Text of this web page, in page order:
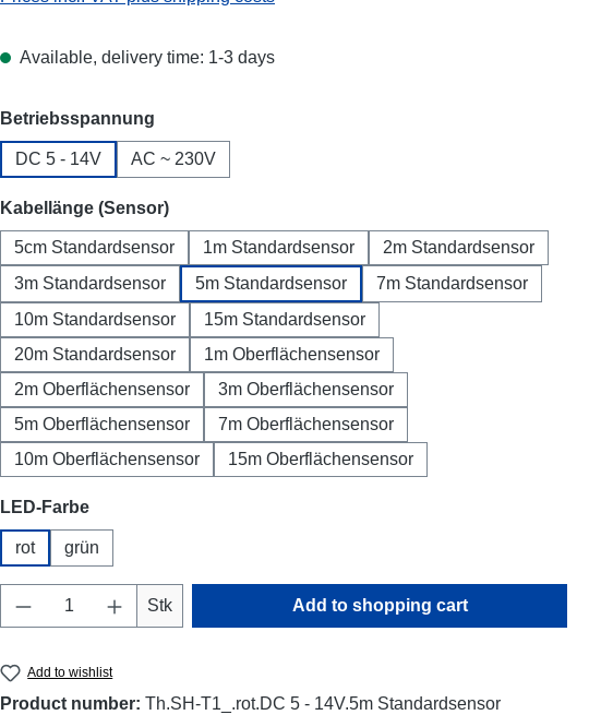
Available, delivery time: 1-3 days
Select
Betriebsspannung
DC 5 - 14V AC ~ 230V
Select
Kabellänge (Sensor)
5cm Standardsensor 1m Standardsensor
2m Standardsensor
3m Standardsensor
5m Standardsensor
7m Standardsensor
10m Standardsensor
15m Standardsensor
20m Standardsensor
1m Oberflächensensor
2m Oberflächensensor
3m Oberflächensensor
5m Oberflächensensor
7m Oberflächensensor
10m Oberflächensensor
15m Oberflächensensor
Select
LED-Farbe
rot grün
Product Quantity: Enter the desired amount or
Stk Add to shopping cart
Add to wishlist
Product number: Th.SH-T1_.rot.DC 5 - 14V.5m Standardsensor